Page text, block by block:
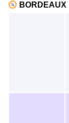
BORDEAUX